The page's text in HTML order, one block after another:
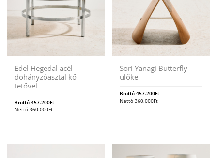
Edel Hegedal acél
dohányzóasztal kő
tetővel
Bruttó 457.200Ft
Nettó 360.000Ft
Sori Yanagi Butterfly
ülőke
Bruttó457.200Ft
Nettó360.000Ft